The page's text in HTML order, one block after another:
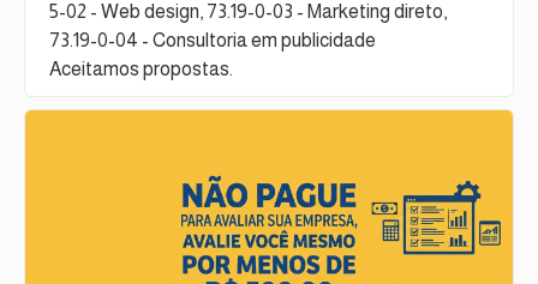
5-02 - Web design, 73.19-0-03 - Marketing direto,
73.19-0-04 - Consultoria em publicidade
Aceitamos propostas.